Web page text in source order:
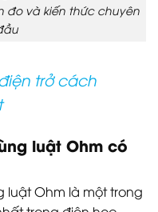
đo và kiến thức chuyên
trở cách
luật Ohm có
luật Ohm là một trong